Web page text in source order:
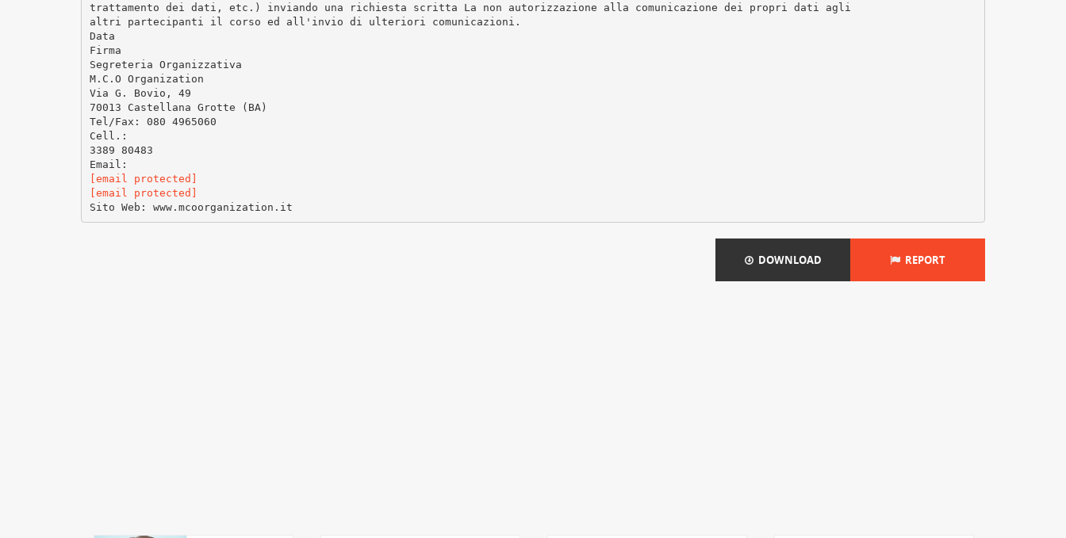
trattamento dei dati, etc.) inviando una richiesta scritta La non autorizzazione alla comunicazione dei propri dati agli
altri partecipanti il corso ed all'invio di ulteriori comunicazioni.
Data
Firma
Segreteria Organizzativa
M.C.O Organization
Via G. Bovio, 49
70013 Castellana Grotte (BA)
Tel/Fax: 080 4965060
Cell.:
3389 80483
[email protected]
[email protected]
DOWNLOAD REPORT